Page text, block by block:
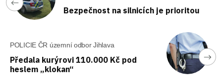
Bezpečnost na silnicích je prioritou
POLICIE ČR územní odbor Jihlava
Předala kurýrovi 110.000 Kč pod
heslem „klokan“